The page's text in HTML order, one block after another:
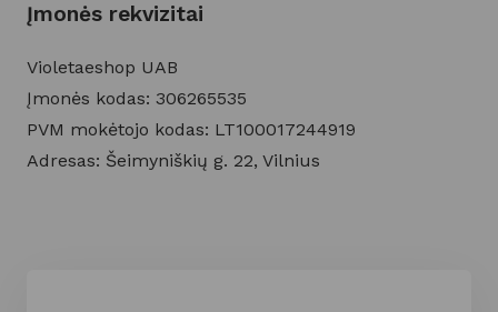
Įmonės rekvizitai
Violetaeshop UAB
Įmonės kodas: 306265535
PVM mokėtojo kodas: LT100017244919
Adresas: Šeimyniškių g. 22, Vilnius